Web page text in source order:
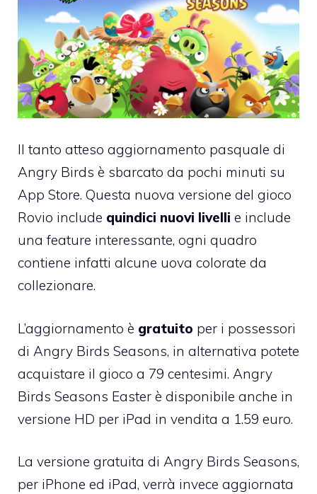
Il tanto atteso aggiornamento pasquale di
Angry Birds è sbarcato da pochi minuti su
App Store. Questa nuova versione del gioco
Rovio include quindici nuovi livelli e include
una feature interessante, ogni quadro
contiene infatti alcune uova colorate da
collezionare.
L’aggiornamento è gratuito per i possessori
di Angry Birds Seasons, in alternativa potete
acquistare il gioco a 79 centesimi. Angry
Birds Seasons Easter è disponibile anche in
versione HD per iPad in vendita a 1.59 euro.
La versione gratuita di Angry Birds Seasons,
per iPhone ed iPad, verrà invece aggiornata